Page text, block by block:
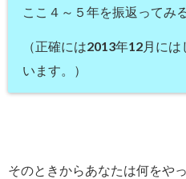
ここ４～５年を振返ってみ
（正確には2013年12月に
います。）
そのときからあなたは何をや